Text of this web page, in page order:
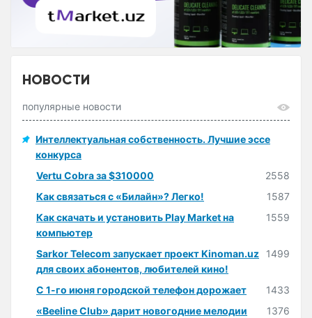
НОВОСТИ
популярные новости
Интеллектуальная собственность. Лучшие эссе
конкурса
Vertu Cobra за $310000
2558
Как связаться с «Билайн»? Легко!
1587
Как скачать и установить Play Market на
компьютер
1559
Sarkor Telecom запускает проект Kinoman.uz
для своих абонентов, любителей кино!
1499
С 1-го июня городской телефон дорожает
1433
«Beeline Club» дарит новогодние мелодии
1376